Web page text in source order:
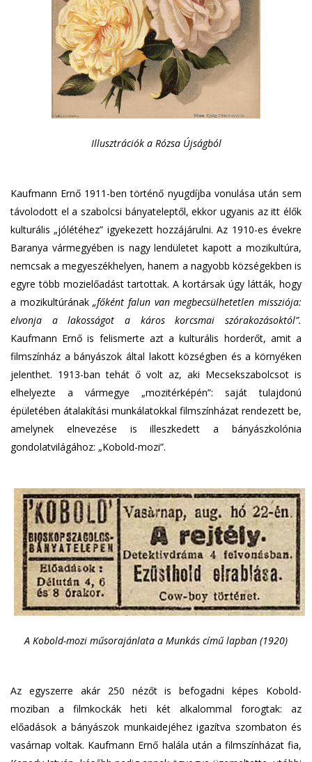
Illusztrációk a Rózsa Újságból
Kaufmann Ernő 1911-ben történő nyugdíjba vonulása után sem
távolodott el a szabolcsi bányateleptől, ekkor ugyanis az itt élők
kulturális „jólétéhez” igyekezett hozzájárulni. Az 1910-es évekre
Baranya vármegyében is nagy lendületet kapott a mozikultúra,
nemcsak a megyeszékhelyen, hanem a nagyobb községekben is
egyre több mozielőadást tartottak. A kortársak úgy látták, hogy
a mozikultúrának„főként falun van megbecsülhetetlen missziója:
elvonja a lakosságot a káros korcsmai szórakozásoktól”.
Kaufmann Ernő is felismerte azt a kulturális horderőt, amit a
filmszínház a bányászok által lakott községben és a környéken
jelenthet. 1913-ban tehát ő volt az, aki Mecsekszabolcsot is
elhelyezte a vármegye „mozitérképén”: saját tulajdonú
épületében átalakítási munkálatokkal filmszínházat rendezett be,
amelynek elnevezése is illeszkedett a bányászkolónia
gondolatvilágához: „Kobold-mozi”.
A Kobold-mozi műsorajánlata a Munkás című lapban (1920)
Az egyszerre akár 250 nézőt is befogadni képes Kobold-
moziban a filmkockák heti két alkalommal forogtak: az
előadások a bányászok munkaidejéhez igazítva szombaton és
vasárnap voltak. Kaufmann Ernő halála után a filmszínházat fia,